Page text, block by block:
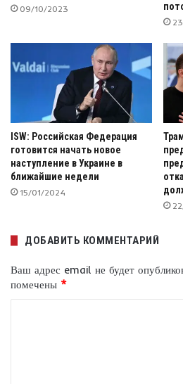
09/10/2023
ISW: Российская Федерация
готовится начать новое
наступление в Украине в
ближайшие недели
15/01/2024
ДОБАВИТЬ КОММЕНТАРИЙ
Ваш адрес email не будет
помечены *